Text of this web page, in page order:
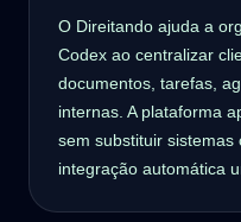
O Direitando ajuda a
Codex ao centralizar
documentos, tarefas,
internas. A plataforma
sem substituir
integração automática